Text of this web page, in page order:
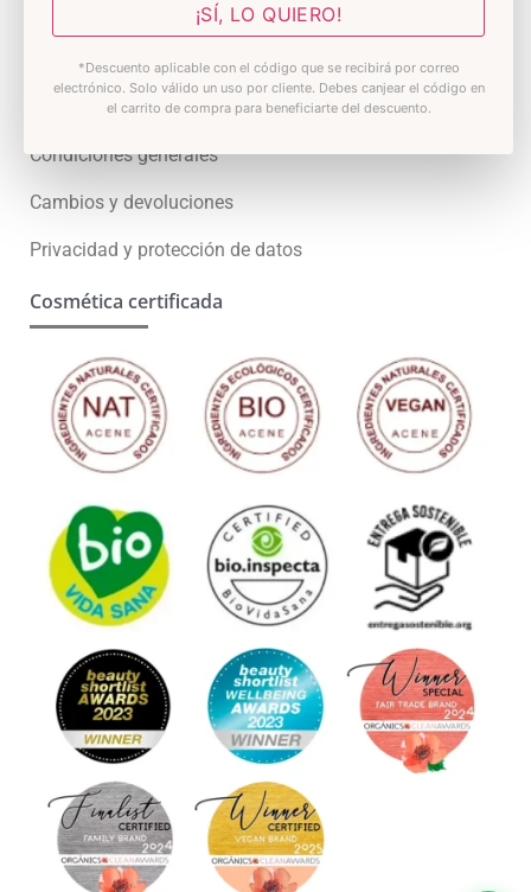
Preguntas Frecuentes
¿Quieres ser distribuidor?
Condiciones generales
Cambios y devoluciones
Privacidad y protección de datos
Cosmética certificada
¡SÍ, LO QUIERO!
*Descuento aplicable con el código que se recibirá por correo
electrónico. Solo válido un uso por cliente. Debes canjear el código en
el carrito de compra para beneficiarte del descuento.